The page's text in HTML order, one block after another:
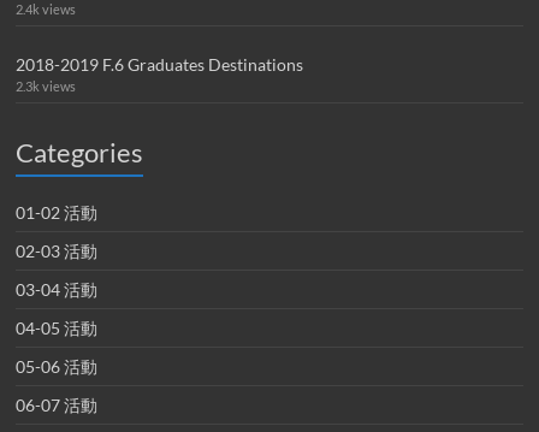
2.4k views
2018-2019 F.6 Graduates Destinations
2.3k views
Categories
01-02 活動
02-03 活動
03-04 活動
04-05 活動
05-06 活動
06-07 活動